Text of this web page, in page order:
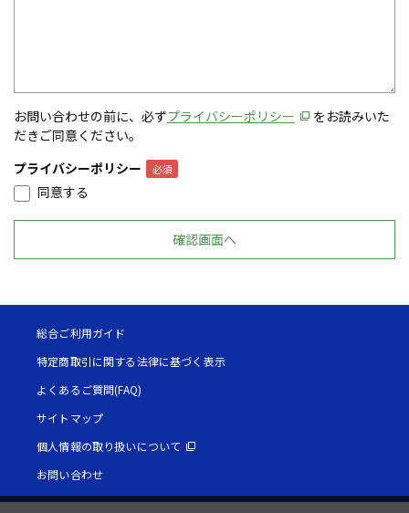
お問い合わせの前に、必ずプライバシーポリシー
をお読みいた
だきご同意ください。
プライバシーポリシー
同意する
総合ご利用ガイド
特定商取引に関する法律に基づく表示
よくあるご質問(FAQ)
サイトマップ
個人情報の取り扱いについて
お問い合わせ